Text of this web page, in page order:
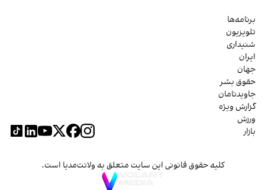
برنامه‌ها
تلویزیون
شنیداری
ایران
جهان
حقوق بشر
جاویدنامان
گزارش ویژه
ورزش
بازار
کلیه حقوق قانونی این سایت متعلق به ولانت‌مدیا است.